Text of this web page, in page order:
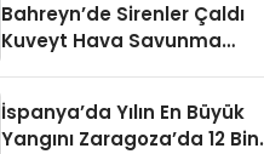
Bahreyn’de Sirenler Çaldı
Kuveyt Hava Savunma
İspanya’da Yılın En Büyük
Yangını Zaragoza’da 12 Bin